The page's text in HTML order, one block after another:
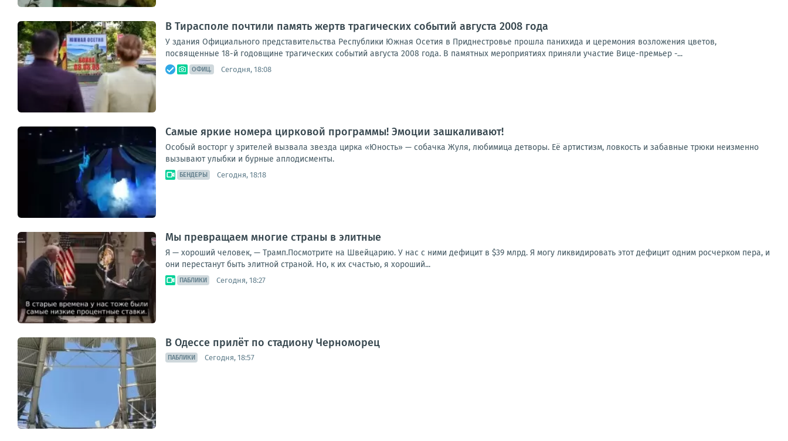
В Тирасполе почтили память жертв трагических событий августа 2008 года
У здания Официального представительства Республики Южная Осетия в Приднестровье прошла панихида и церемония возложения цветов,
посвященные 18-й годовщине трагических событий августа 2008 года. В памятных мероприятиях приняли участие Вице-премьер -...
ОФИЦ. Сегодня, 18:08
Самые яркие номера цирковой программы! Эмоции зашкаливают!
Особый восторг у зрителей вызвала звезда цирка «Юность» — собачка Жуля, любимица детворы. Её артистизм, ловкость и забавные трюки неизменно
вызывают улыбки и бурные аплодисменты.
БЕНДЕРЫ Сегодня, 18:18
Мы превращаем многие страны в элитные
Я — хороший человек, — Трамп.Посмотрите на Швейцарию. У нас с ними дефицит в $39 млрд. Я могу ликвидировать этот дефицит одним росчерком пера, и
они перестанут быть элитной страной. Но, к их счастью, я хороший...
ПАБЛИКИ Сегодня, 18:27
В Одессе прилёт по стадиону Черноморец
ПАБЛИКИ Сегодня, 18:57